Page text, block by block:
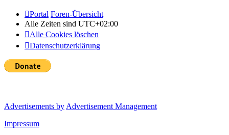
Portal Foren-Übersicht
Alle Zeiten sind UTC+02:00
Alle Cookies löschen
Datenschutzerklärung
Advertisements by Advertisement Management
Impressum